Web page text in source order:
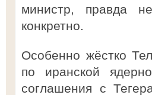
министр, правда
конкретно.
Особенно жёстко
по иранской
соглашения с